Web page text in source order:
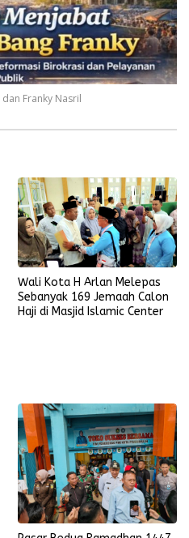
Franky Nasril
Wali Kota H Arlan Melepas
Sebanyak 169 Jemaah Calon
Haji di Masjid Islamic Center